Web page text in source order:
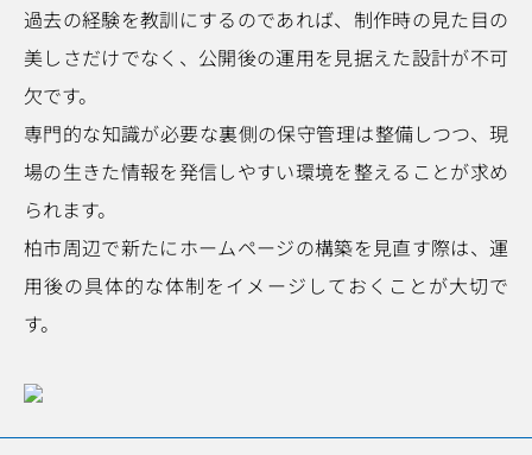
過去の経験を教訓にするのであれば、制作時の見た目の
美しさだけでなく、公開後の運用を見据えた設計が不可
欠です。
専門的な知識が必要な裏側の保守管理は整備しつつ、現
場の生きた情報を発信しやすい環境を整えることが求め
られます。
柏市周辺で新たにホームページの構築を見直す際は、運
用後の具体的な体制をイメージしておくことが大切で
す。